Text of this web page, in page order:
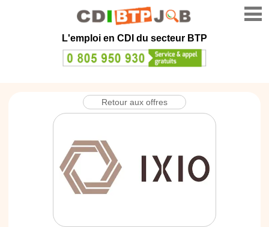
L'emploi en CDI du secteur BTP
Retour aux offres